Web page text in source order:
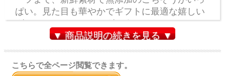
ぱい。見た目も華やかでギフトに最適な嬉しい
グルメチョイスカタログです。
▼ 商品説明の続きを見る ▼
こちらで全ページ閲覧できます。